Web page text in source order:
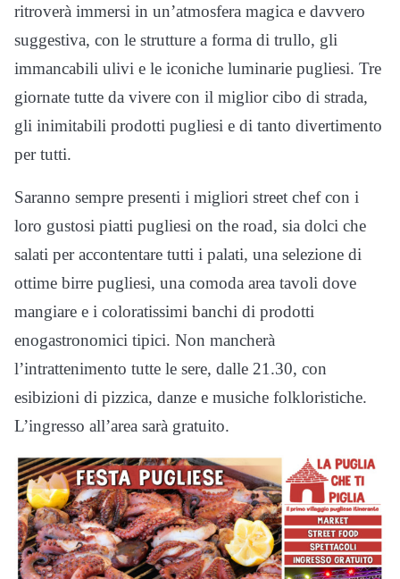
ritroverà immersi in un’atmosfera magica e davvero
suggestiva, con le strutture a forma di trullo, gli
immancabili ulivi e le iconiche luminarie pugliesi. Tre
giornate tutte da vivere con il miglior cibo di strada,
gli inimitabili prodotti pugliesi e di tanto divertimento
per tutti.
Saranno sempre presenti i migliori street chef con i
loro gustosi piatti pugliesi on the road, sia dolci che
salati per accontentare tutti i palati, una selezione di
ottime birre pugliesi, una comoda area tavoli dove
mangiare e i coloratissimi banchi di prodotti
enogastronomici tipici. Non mancherà
l’intrattenimento tutte le sere, dalle 21.30, con
esibizioni di pizzica, danze e musiche folkloristiche.
L’ingresso all’area sarà gratuito.